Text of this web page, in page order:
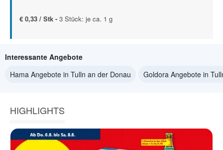
€ 0,33 / Stk - 3 Stück: je ca. 1 g
Interessante Angebote
Hama Angebote in Tulln an der Donau
Goldora Angebote in
HIGHLIGHTS